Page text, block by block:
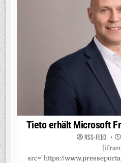
Tieto erhält Microsoft
RSS-FEED
src="https://